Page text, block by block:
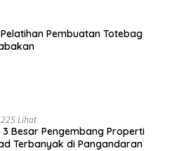
Pembuatan Totebag
225 Lihat
3 Besar Pengembang Properti
Terbanyak di Pangandaran